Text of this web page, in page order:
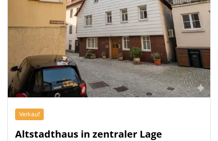
Verkauf
Altstadthaus in zentraler Lage